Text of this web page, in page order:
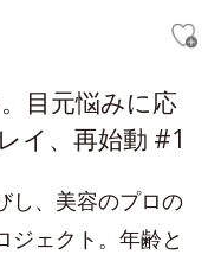
目元悩みに応
イ、再始動 #1
し、美容のプロの
ジェクト。年齢と